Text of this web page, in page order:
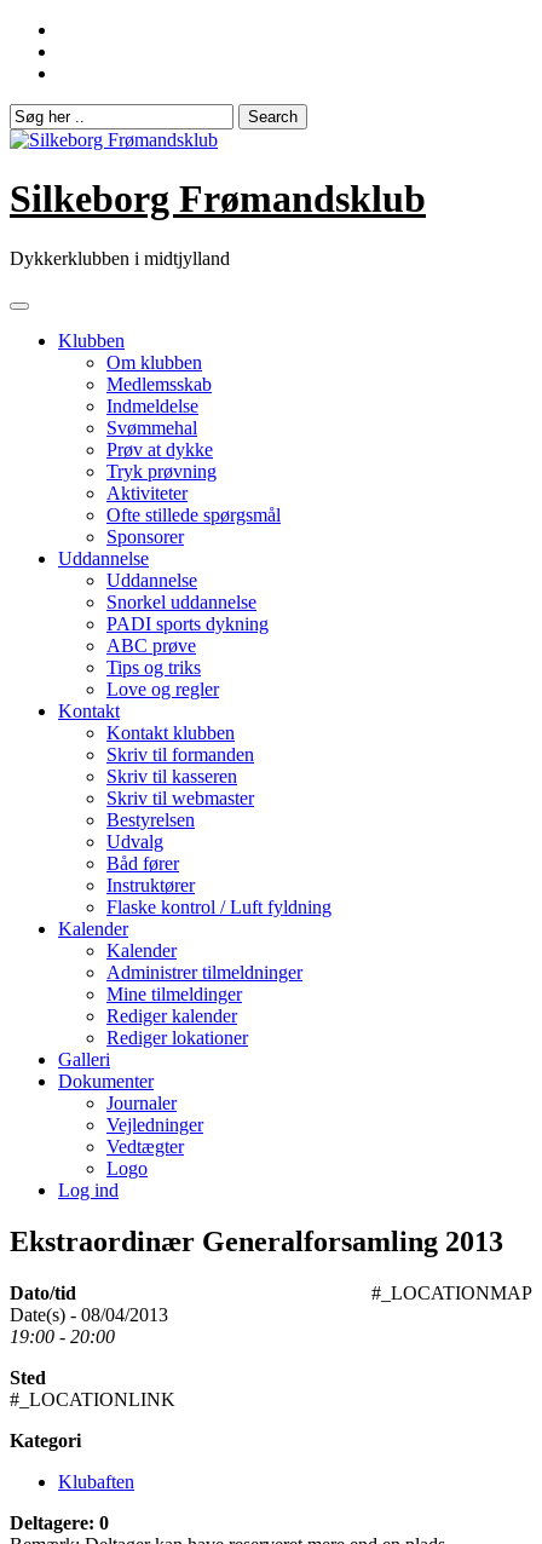
Skip
content
Silkeborg Frømandsklub
Dykkerklubben i midtjylland
Klubben
Om klubben
Medlemsskab
Indmeldelse
Svømmehal
Prøv at dykke
Tryk prøvning
Aktiviteter
Ofte stillede spørgsmål
Sponsorer
Uddannelse
Uddannelse
Snorkel uddannelse
PADI sports dykning
ABC prøve
Tips og triks
Love og regler
Kontakt
Kontakt klubben
Skriv til formanden
Skriv til kasseren
Skriv til webmaster
Bestyrelsen
Udvalg
Båd fører
Instruktører
Flaske kontrol / Luft fyldning
Kalender
Kalender
Administrer tilmeldninger
Mine tilmeldinger
Rediger kalender
Rediger lokationer
Galleri
Dokumenter
Journaler
Vejledninger
Vedtægter
Logo
Log ind
Ekstraordinær Generalforsamling 2013
#_LOCATIONMAP
Dato/tid
Date(s) - 08/04/2013
19:00 - 20:00
Sted
#_LOCATIONLINK
Kategori
Klubaften
Deltagere: 0